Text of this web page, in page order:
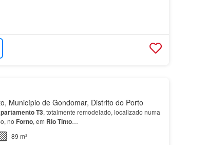
Município de Gondomar, Distrito do Porto
T3, totalmente remodelado, localizado numa
no Forno, em RioTinto…
89 m²